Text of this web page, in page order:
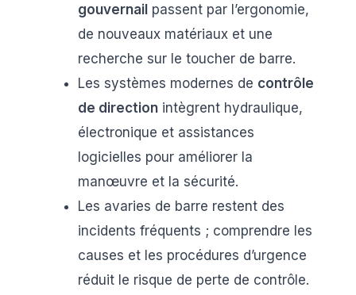
gouvernail passent par l’ergonomie,
de nouveaux matériaux et une
recherche sur le toucher de barre.
Les systèmes modernes de contrôle
de direction intègrent hydraulique,
électronique et assistances
logicielles pour améliorer la
manœuvre et la sécurité.
Les avaries de barre restent des
incidents fréquents ; comprendre les
causes et les procédures d’urgence
réduit le risque de perte de contrôle.